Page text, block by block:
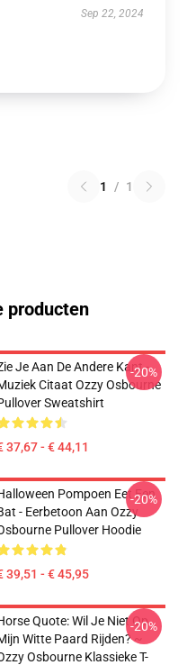
Sep 22, 2024
1 / 1
producten
Je Aan De Andere Kant -
Citaat Ozzy Osbourne
Sweatshirt
37,67 - € 44,11
-20%
Pompoen Eet Een
- Eerbetoon Aan Ozzy
Pullover Hoodie
39,51 - € 45,95
-20%
Quote: Wil Je Niet Op
Witte Paard Rijden? ~
Osbourne Klassieke T-
-20%